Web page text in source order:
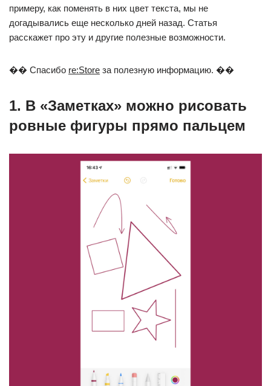
примеру, как поменять в них цвет текста, мы не
догадывались еще несколько дней назад. Статья
расскажет про эту и другие полезные возможности.
�� Спасибо re:Store за полезную информацию. ��
1. В «Заметках» можно рисовать
ровные фигуры прямо пальцем